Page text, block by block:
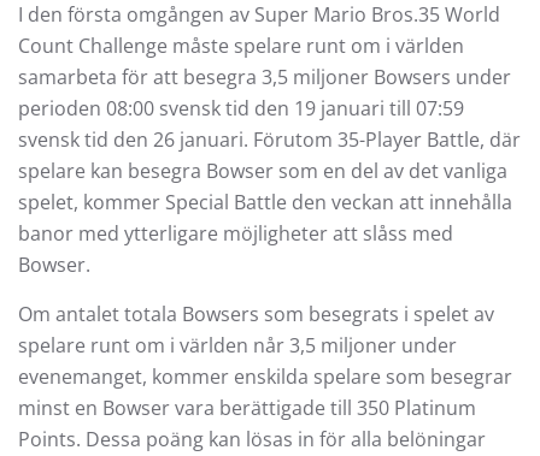
I den första omgången av Super Mario Bros.35 World
Count Challenge måste spelare runt om i världen
samarbeta för att besegra 3,5 miljoner Bowsers under
perioden 08:00 svensk tid den 19 januari till 07:59
svensk tid den 26 januari. Förutom 35-Player Battle, där
spelare kan besegra Bowser som en del av det vanliga
spelet, kommer Special Battle den veckan att innehålla
banor med ytterligare möjligheter att slåss med
Bowser.
Om antalet totala Bowsers som besegrats i spelet av
spelare runt om i världen når 3,5 miljoner under
evenemanget, kommer enskilda spelare som besegrar
minst en Bowser vara berättigade till 350 Platinum
Points. Dessa poäng kan lösas in för alla belöningar